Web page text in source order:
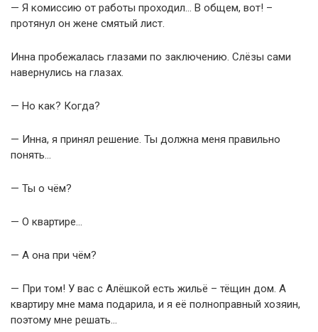
— Я комиссию от работы проходил… В общем, вот! –
протянул он жене смятый лист.
Инна пробежалась глазами по заключению. Слёзы сами
навернулись на глазах.
— Но как? Когда?
— Инна, я принял решение. Ты должна меня правильно
понять…
— Ты о чём?
— О квартире…
— А она при чём?
— При том! У вас с Алёшкой есть жильё – тёщин дом. А
квартиру мне мама подарила, и я её полноправный хозяин,
поэтому мне решать…